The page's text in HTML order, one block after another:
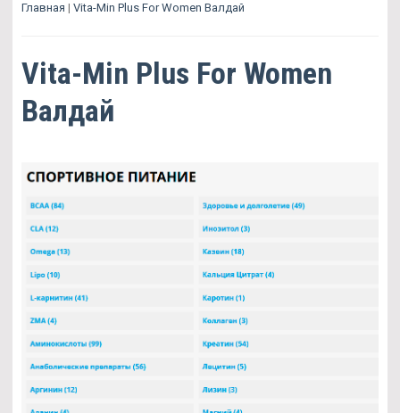
Главная | Vita-Min Plus For Women Валдай
Vita-Min Plus For Women
Валдай